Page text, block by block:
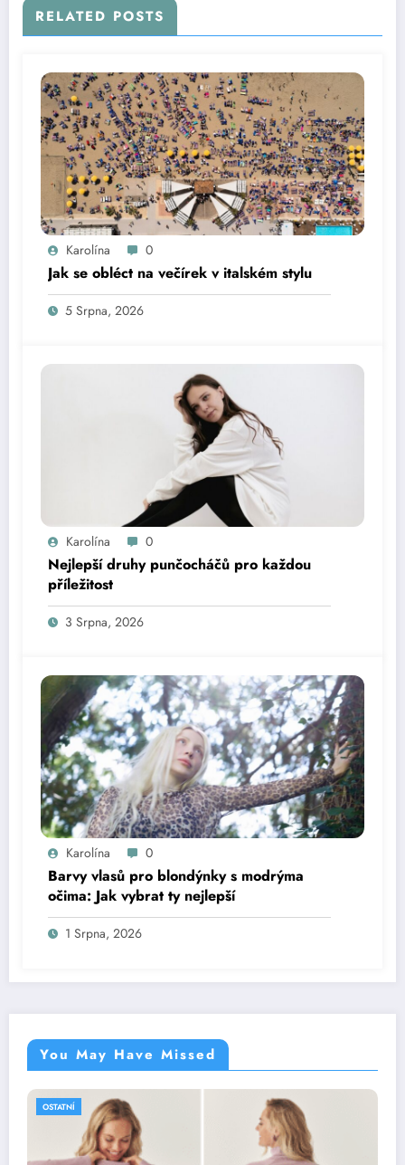
RELATED POSTS
Karolína 0
Jak se obléct na večírek v italském stylu
5 Srpna, 2026
Karolína 0
Nejlepší druhy punčocháčů pro každou
příležitost
3 Srpna, 2026
Karolína 0
Barvy vlasů pro blondýnky s modrýma
očima: Jak vybrat ty nejlepší
1 Srpna, 2026
You May Have Missed
OSTATNÍ